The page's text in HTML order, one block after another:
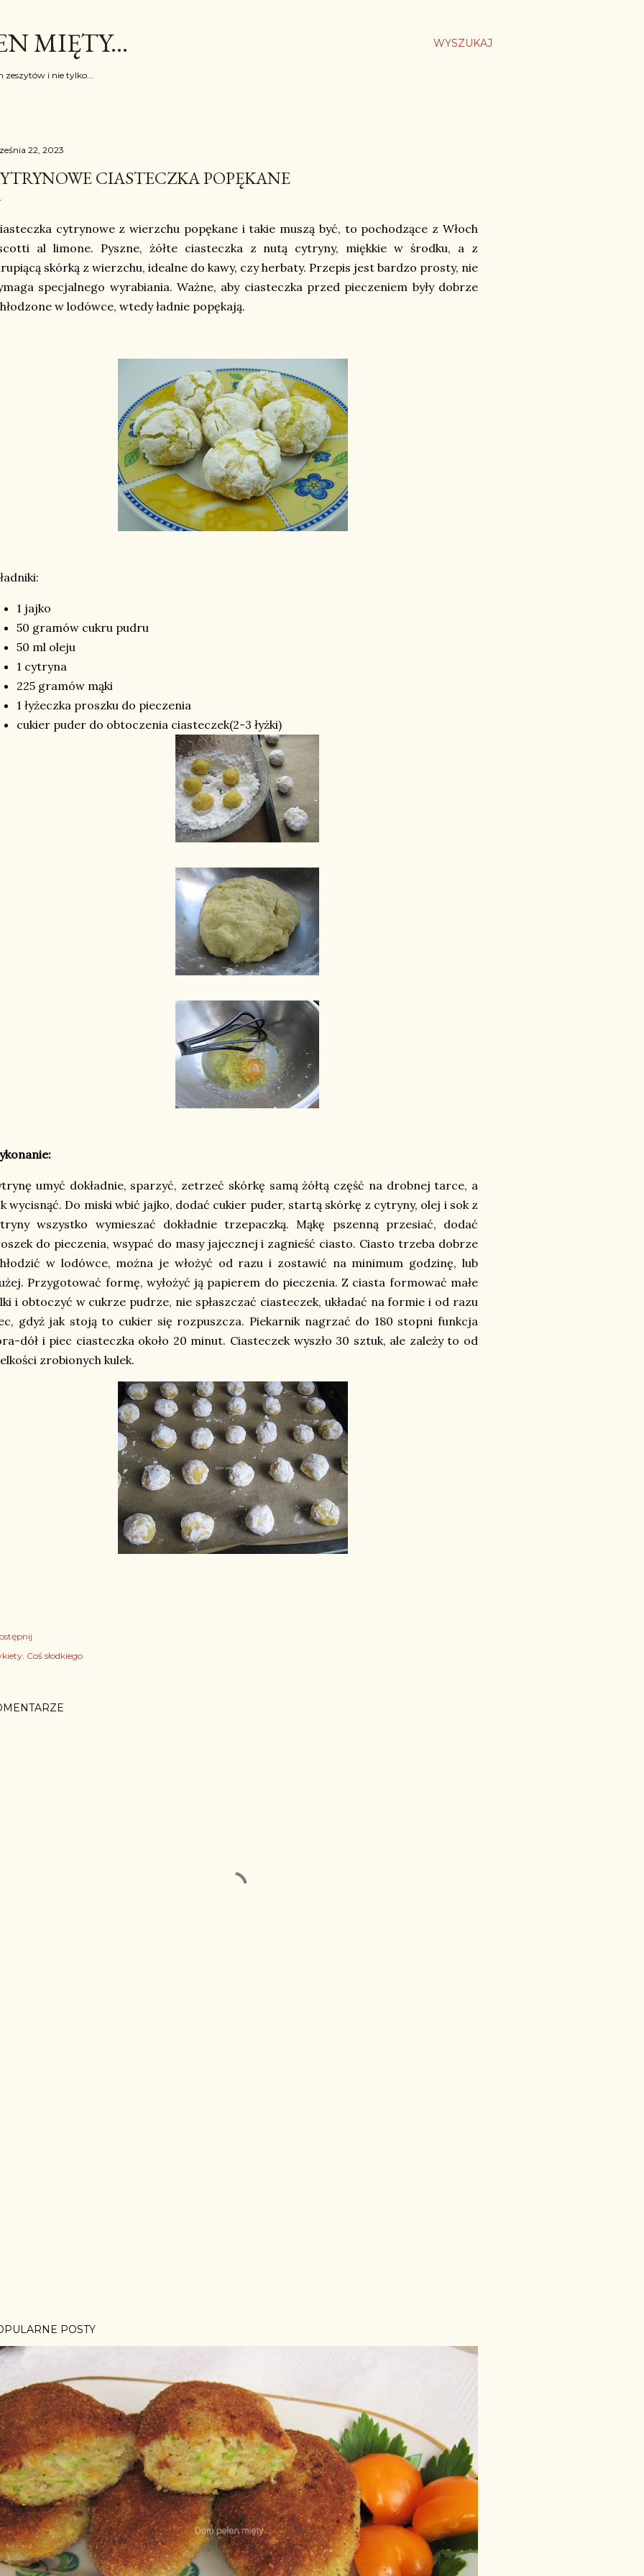
WYSZUKAJ
MIĘTY...
zeszytów i nie tylko...
22, 2023
CIASTECZKA POPĘKANE
cytrynowe z wierzchu popękane i takie muszą być, to pochodzące z Włoch
al limone. Pyszne, żółte ciasteczka z nutą cytryny, miękkie w środku, a z
skórką z wierzchu, idealne do kawy, czy herbaty. Przepis jest bardzo prosty, nie
specjalnego wyrabiania. Ważne, aby ciasteczka przed pieczeniem były dobrze
w lodówce, wtedy ładnie popękają.
1 jajko
50 gramów cukru pudru
50 ml oleju
1 cytryna
225 gramów mąki
1 łyżeczka proszku do pieczenia
cukier puder do obtoczenia ciasteczek(2-3 łyżki)
umyć dokładnie, sparzyć, zetrzeć skórkę samą żółtą część na drobnej tarce, a
wycisnąć. Do miski wbić jajko, dodać cukier puder, startą skórkę z cytryny, olej i sok z
wszystko wymieszać dokładnie trzepaczką. Mąkę pszenną przesiać, dodać
do pieczenia, wsypać do masy jajecznej i zagnieść ciasto. Ciasto trzeba dobrze
w lodówce, można je włożyć od razu i zostawić na minimum godzinę, lub
Przygotować formę, wyłożyć ją papierem do pieczenia. Z ciasta formować małe
i obtoczyć w cukrze pudrze, nie spłaszczać ciasteczek, układać na formie i od razu
gdyż jak stoją to cukier się rozpuszcza. Piekarnik nagrzać do 180 stopni funkcja
dół i piec ciasteczka około 20 minut. Ciasteczek wyszło 30 sztuk, ale zależy to od
zrobionych kulek.
Coś słodkiego
POSTY